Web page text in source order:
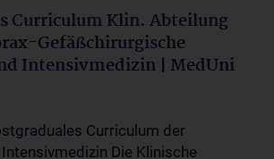
Curriculum Klin. Abteilung
Gefäßchirurgische
Intensivmedizin | MedUni
Curriculum der
Die Klinische